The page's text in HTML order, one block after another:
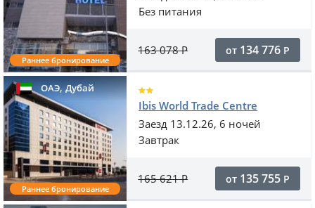
Раннее бронирование
Без питания
163 078Р от 134 776 Р
ОАЭ,Дубай
Раннее бронирование
Ibis World Trade Centre
Заезд 13.12.26, 6 ночей
Завтрак
165 621Р от 135 755 Р